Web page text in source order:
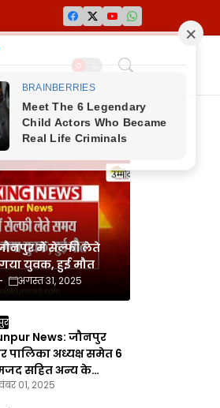
में सेल्फी लेते
युवक, हुई मौत
अगस्त 31, 2025
News: जौनपुर
पालिका अध्यक्ष समेत 6
सहित अन्य के
गैरइरादतन हत्या का
01, 2025